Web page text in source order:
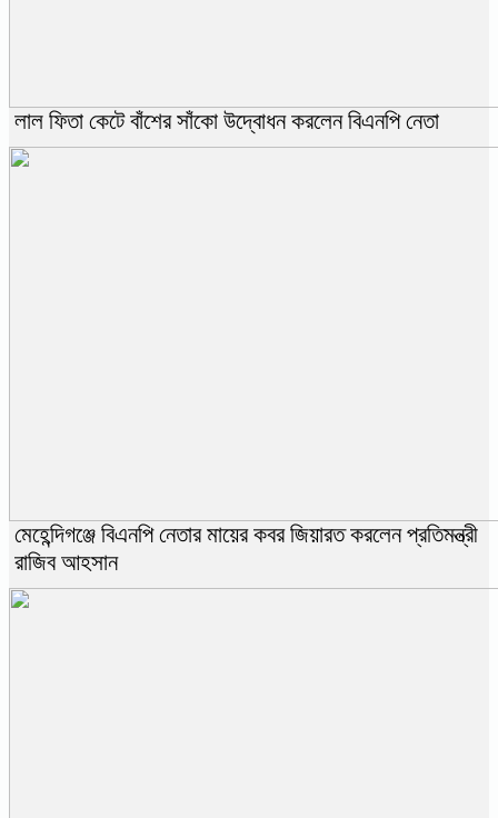
লাল ফিতা কেটে বাঁশের সাঁকো উদ্বোধন করলেন বিএনপি নেতা
মেহেন্দিগঞ্জে বিএনপি নেতার মায়ের কবর জিয়ারত করলেন প্রতিমন্ত্রী
রাজিব আহসান